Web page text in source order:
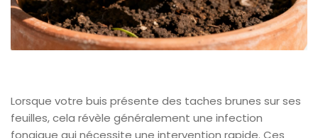
Lorsque votre buis présente des taches brunes sur ses
feuilles, cela révèle généralement une infection
fongique qui nécessite une intervention rapide. Ces